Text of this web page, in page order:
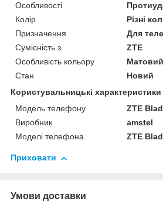
Особливості
Колір
Різні
Призначення
Для
Сумісність з
ZTE
Особливість кольору
Матовий
Стан
Новий
Користувальницькі характеристики
Модель телефону
ZTE
Виробник
amstel
Моделі телефона
ZTE
Приховати
Умови доставки